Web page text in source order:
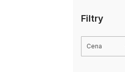
Filtry
Cena